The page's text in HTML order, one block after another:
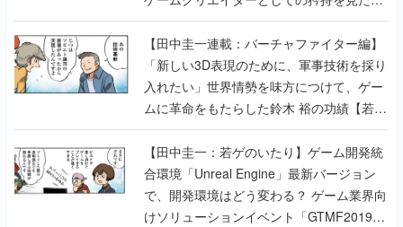
【若ゲのいたり最終回】
【田中圭一連載：バーチャファイター編】
「新しい3D表現のために、軍事技術を採り
入れたい」世界情勢を味方につけて、ゲー
ムに革命をもたらした鈴木 裕の功績【若ゲ
のいたり】
【田中圭一：若ゲのいたり】ゲーム開発統
合環境「Unreal Engine」最新バージョン
で、開発環境はどう変わる？ ゲーム業界向
けソリューションイベント「GTMF2019」